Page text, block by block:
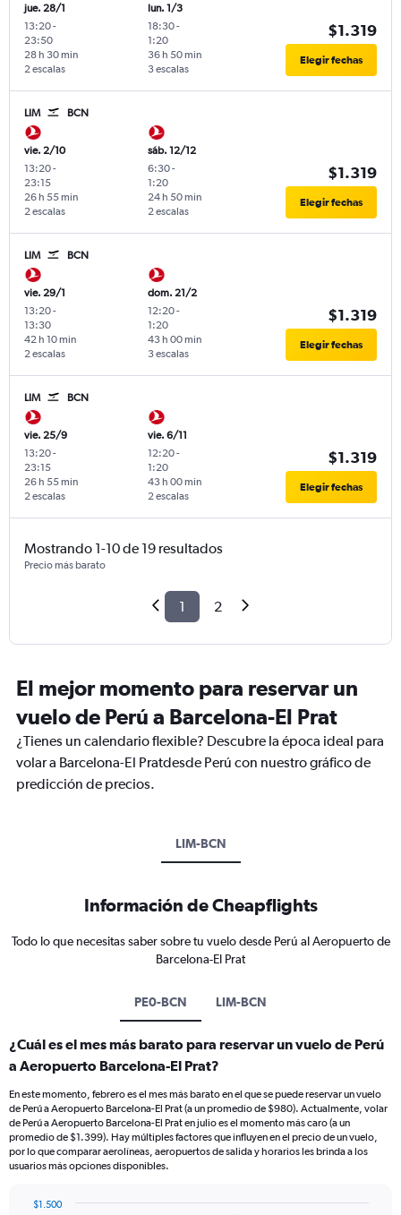
jue. 28/1
13:20-
23:50
2 escalas
28 h 30 min
lun. 1/3
18:30-
1:20
3 escalas
36 h 50 min
$1.319
Elegir fechas
LIM BCN
vie. 2/10
13:20-
23:15
2 escalas
26 h 55 min
sáb. 12/12
6:30-
1:20
2 escalas
24 h 50 min
$1.319
Elegir fechas
LIM BCN
vie. 29/1
13:20-
13:30
2 escalas
42 h 10 min
dom. 21/2
12:20-
1:20
3 escalas
43 h 00 min
$1.319
Elegir fechas
LIM BCN
vie. 25/9
13:20-
23:15
2 escalas
26 h 55 min
vie. 6/11
12:20-
1:20
2 escalas
43 h 00 min
$1.319
Elegir fechas
Mostrando 1-10 de 19 resultados
Precio más barato
1 2
El mejor momento para reservar un
vuelo de Perú a Barcelona-El Prat
¿Tienes un calendario flexible? Descubre la época ideal para
volar a Barcelona-El Pratdesde Perú con nuestro gráfico de
predicción de precios.
LIM-BCN
Información de Cheapflights
Todo lo que necesitas saber sobre tu vuelo desde Perú al Aeropuerto de
Barcelona-El Prat
PE0-BCN LIM-BCN
¿Cuál es el mes más barato para reservar un vuelo de Perú
a Aeropuerto Barcelona-El Prat?
En este momento, febrero es el mes más barato en el que se puede reservar un vuelo
de Perú a Aeropuerto Barcelona-El Prat (a un promedio de $980). Actualmente, volar
de Perú a Aeropuerto Barcelona-El Prat en julio es el momento más caro (a un
promedio de $1.399). Hay múltiples factores que influyen en el precio de un vuelo,
por lo que comparar aerolíneas, aeropuertos de salida y horarios les brinda a los
usuarios más opciones disponibles.
$1.500